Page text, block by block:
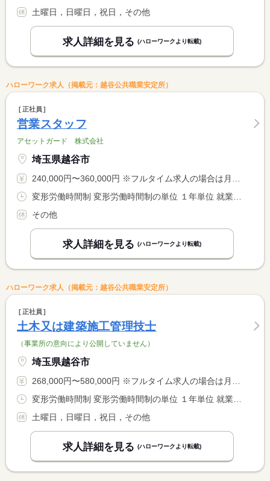
土曜日，日曜日，祝日，その他
求人詳細を見る (ハローワークより転載)
ハローワーク求人（掲載元：越谷公共職業安定所）
正社員
営業スタッフ
アセットガード 株式会社
埼玉県越谷市
240,000円〜360,000円 ※フルタイム求人の場合は月額（換算額）、パート求人の場合は時間額を表示しています。
変形労働時間制 変形労働時間制の単位 １年単位 就業時間１ 8時00分〜17時00分
その他
求人詳細を見る (ハローワークより転載)
ハローワーク求人（掲載元：越谷公共職業安定所）
正社員
土木又は建築施工管理技士
（事業所の意向により公開していません）
埼玉県越谷市
268,000円〜580,000円 ※フルタイム求人の場合は月額（換算額）、パート求人の場合は時間額を表示しています。
変形労働時間制 変形労働時間制の単位 １年単位 就業時間１ 8時00分〜17時00分 就業時間に関する特記事項 【休憩時間内訳】 <BR> １０：００〜１０：１５（１５分） <BR> １２：００〜１３：００（６０分） <BR> １５：００〜１５：１５（１５分）
土曜日，日曜日，祝日，その他
求人詳細を見る (ハローワークより転載)